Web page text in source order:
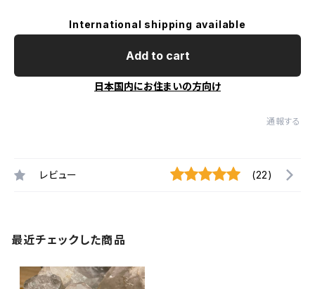
International shipping available
Add to cart
日本国内にお住まいの方向け
通報する
レビュー (22)
最近チェックした商品